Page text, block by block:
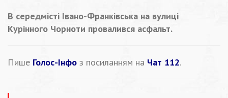
В середмісті Івано-Франківська на вулиці
Курінного Чорноти провалився асфальт.
Пише Голос-Інфо з посиланням на Чат 112.